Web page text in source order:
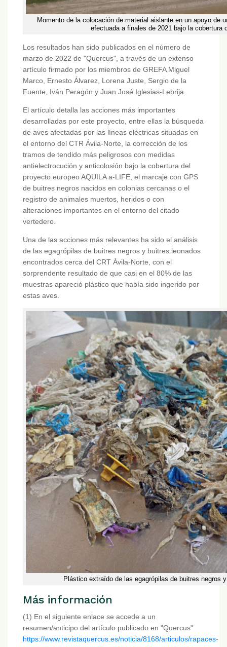
Momento de la colocación de material aislante en un apoyo de
efectuada a finales de 2021 bajo la cobertura
Los resultados han sido publicados en el número de
marzo de 2022 de "Quercus", a través de un extenso
artículo firmado por los miembros de GREFA Miguel
Marco, Ernesto Álvarez, Lorena Juste, Sergio de la
Fuente, Iván Peragón y Juan José Iglesias-Lebrija.
El artículo detalla las acciones más importantes
desarrolladas por este proyecto, entre ellas la búsqueda
de aves afectadas por las líneas eléctricas situadas en
el entorno del CTR Ávila-Norte, la corrección de los
tramos de tendido más peligrosos con medidas
antielectrocución y anticolosión bajo la cobertura del
proyecto europeo AQUILA a-LIFE, el marcaje con GPS
de buitres negros nacidos en colonias cercanas o el
registro de animales muertos, heridos o con
alteraciones importantes en el entorno del citado
vertedero.
Una de las acciones más relevantes ha sido el análisis
de las egagrópilas de buitres negros y buitres leonados
encontrados cerca del CRT Ávila-Norte, con el
sorprendente resultado de que casi en el 80% de las
muestras apareció plástico que había sido ingerido por
estas aves.
Plástico extraído de las egagrópilas de buitres negros
Más información
(1) En el siguiente enlace se accede a un
resumen/anticipo del artículo publicado en "Quercus"
https://www.revistaquercus.es/noticia/8168/articulos/rapaces-